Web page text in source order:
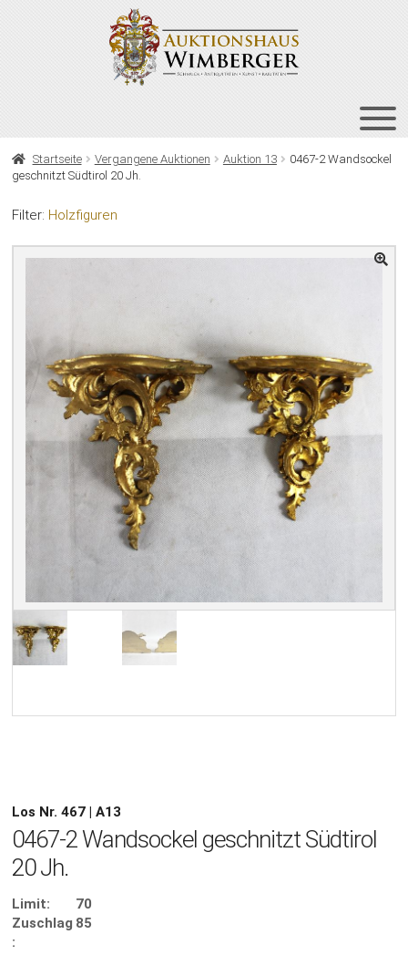
HOME
KONTAKT
NEWSLETTER
Startseite Vergangene Auktionen Auktion 13
0467-2 Wandsockel
geschnitzt Südtirol 20 Jh.
Filter: Holzfiguren
Los Nr. 467 | A13
0467-2 Wandsockel geschnitzt Südtirol
20 Jh.
Limit:
70
Zuschlag
:
85